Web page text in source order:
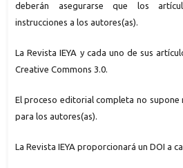
deberán asegurarse que los
instrucciones a los autores(as).
La Revista IEYA y cada uno de sus
Creative Commons 3.0.
El proceso editorial completa no supone
para los autores(as).
La Revista IEYA proporcionará un DOI a